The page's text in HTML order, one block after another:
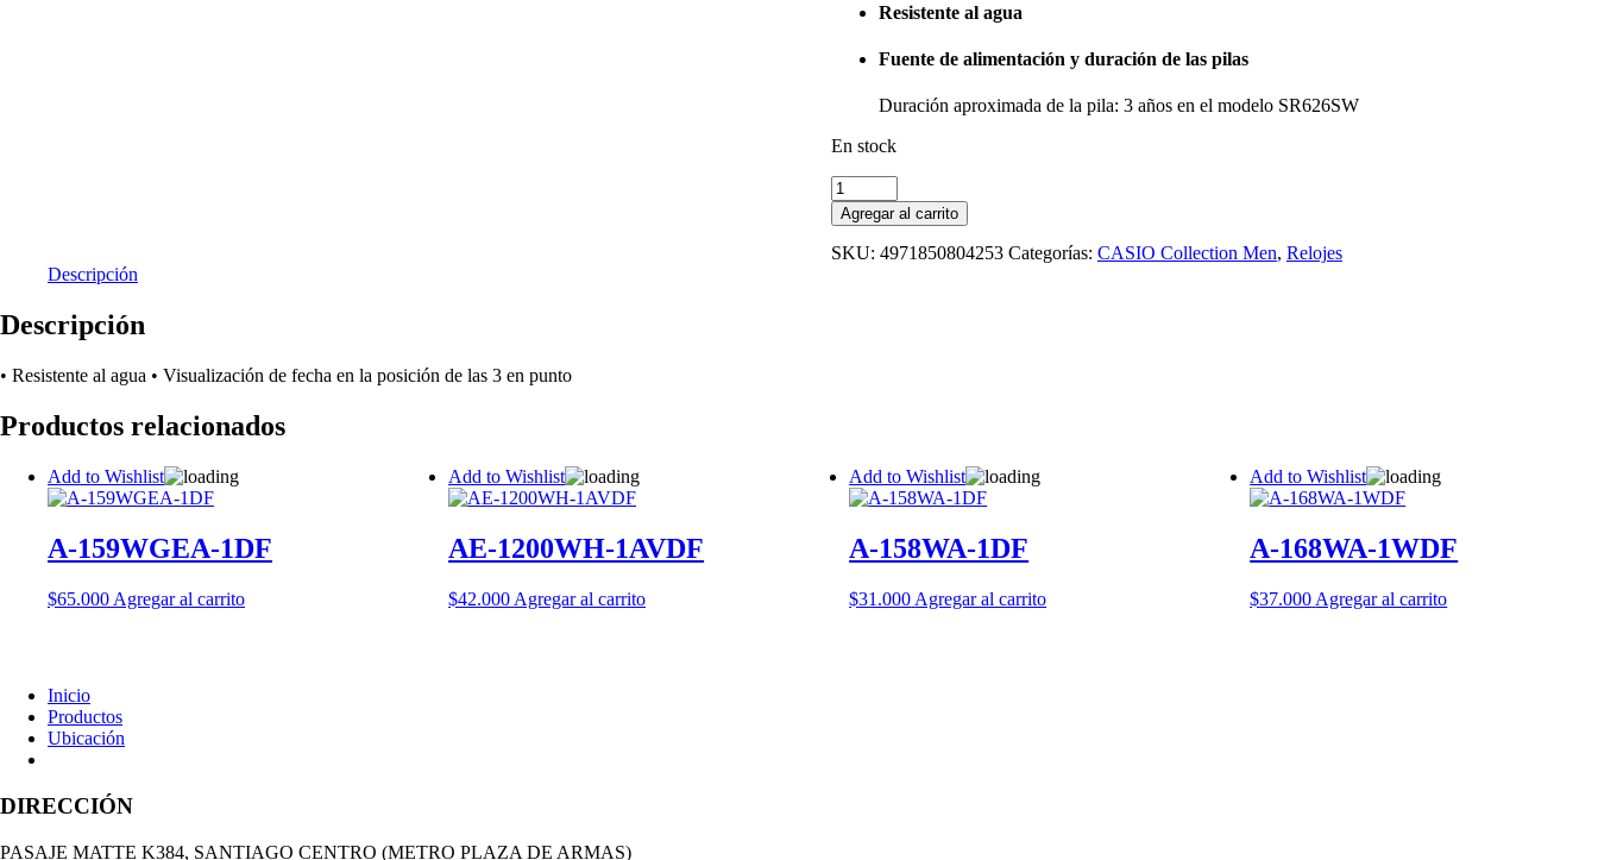
Resistente al agua
Fuente de alimentación y duración de las pilas
Duración aproximada de la pila: 3 años en el modelo SR626SW
En stock
MTP-
1215A-
1ADF
cantidad
Agregar al carrito
SKU: 4971850804253 Categorías: CASIO Collection Men, Relojes
Descripción
Descripción
• Resistente al agua • Visualización de fecha en la posición de las 3 en punto
Productos relacionados
Add to Wishlist
A-159WGEA-1DF
$65.000 Agregar al carrito
Add to Wishlist
AE-1200WH-1AVDF
$42.000 Agregar al carrito
Add to Wishlist
A-158WA-1DF
$31.000 Agregar al carrito
Add to Wishlist
A-168WA-1WDF
$37.000 Agregar al carrito
Inicio
Productos
Ubicación
DIRECCIÓN
PASAJE MATTE K384, SANTIAGO CENTRO (METRO PLAZA DE ARMAS)